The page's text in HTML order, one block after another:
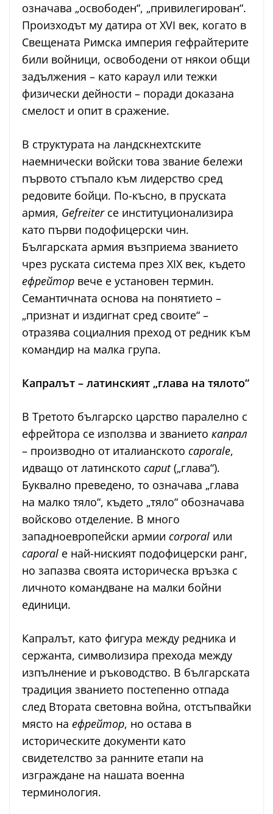
означава „освободен“, „привилегирован“.
Произходът му датира от XVI век, когато в
Свещената Римска империя гефрайтерите
били войници, освободени от някои общи
задължения – като караул или тежки
физически дейности – поради доказана
смелост и опит в сражение.
В структурата на ландскнехтските
наемнически войски това звание бележи
първото стъпало към лидерство сред
редовите бойци. По-късно, в пруската
армия, Gefreiterсе институционализира
като първи подофицерски чин.
Българската армия възприема званието
чрез руската система през XIX век, където
ефрейтор вече е установен термин.
Семантичната основа на понятието –
„признат и издигнат сред своите“ –
отразява социалния преход от редник към
командир на малка група.
Капралът – латинският „глава на тялото“
В Третото българско царство паралелно с
ефрейтора се използва и званието капрал
– производно от италианското caporale,
идващо от латинското caput(„глава“).
Буквално преведено, то означава „глава
на малко тяло“, където „тяло“ обозначава
войсково отделение. В много
западноевропейски армии corporal или
caporal е най-ниският подофицерски ранг,
но запазва своята историческа връзка с
личното командване на малки бойни
единици.
Капралът, като фигура между редника и
сержанта, символизира прехода между
изпълнение и ръководство. В българската
традиция званието постепенно отпада
след Втората световна война, отстъпвайки
място на ефрейтор, но остава в
историческите документи като
свидетелство за ранните етапи на
изграждане на нашата военна
терминология.